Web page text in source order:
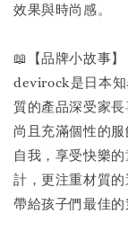
效果與時尚感。
📖【品牌小故事】
devirock是日本知
質的產品深受家
尚且充滿個性的
自我，享受快樂
計，更注重材質
帶給孩子們最佳的